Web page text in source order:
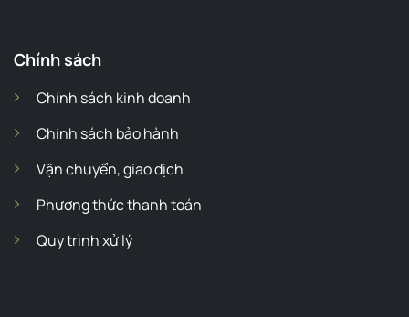
Chính sách
Chính sách kinh doanh
Chính sách bảo hành
Vận chuyển, giao dịch
Phương thức thanh toán
Quy trình xử lý